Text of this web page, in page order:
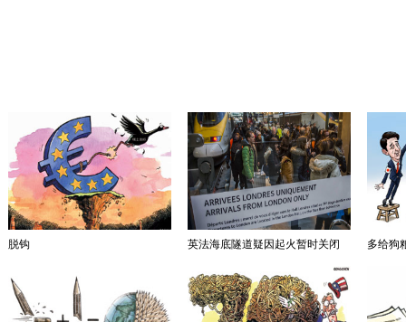
脱钩 英法海底隧道疑因起火暂时关闭 多给狗